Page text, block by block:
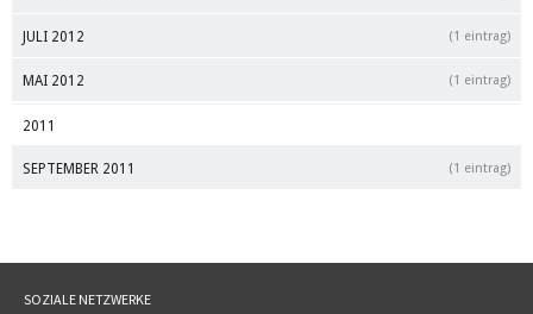
JULI 2012 (1 eintrag)
MAI 2012 (1 eintrag)
2011
SEPTEMBER 2011 (1 eintrag)
SOZIALE NETZWERKE